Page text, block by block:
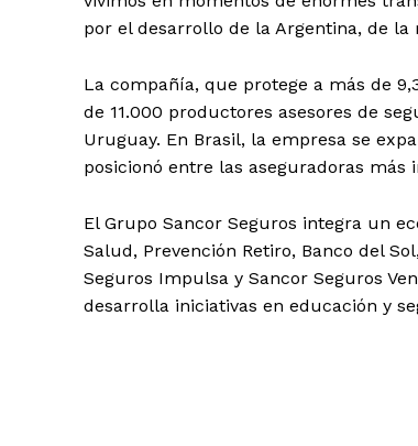
por el desarrollo de la Argentina, de la
La compañía, que protege a más de
de 11.000 productores asesores de
Uruguay. En Brasil, la empresa se
posicionó entre las aseguradoras
El Grupo Sancor Seguros integra un
Salud, Prevención Retiro, Banco del
Seguros Impulsa y Sancor Seguros
desarrolla iniciativas en educación y